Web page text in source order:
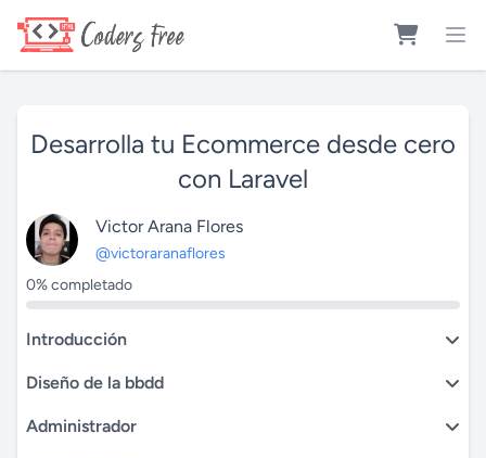
Desarrolla tu Ecommerce desde cero
con Laravel
Victor Arana Flores
@victoraranaflores
0% completado
Introducción
Diseño de la bbdd
Administrador